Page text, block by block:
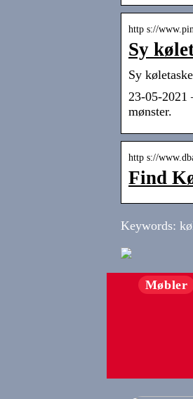
http s://
Sy
Sy
23-05-2021
mønster.
http s://
Find
Keywords:
Møbler